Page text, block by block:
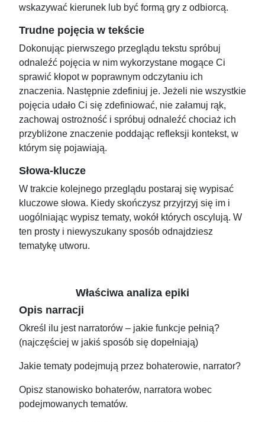
wskazywać kierunek lub być formą gry z odbiorcą.
Trudne pojęcia w tekście
Dokonując pierwszego przeglądu tekstu spróbuj
odnaleźć pojęcia w nim wykorzystane mogące Ci
sprawić kłopot w poprawnym odczytaniu ich
znaczenia. Następnie zdefiniuj je. Jeżeli nie wszystkie
pojęcia udało Ci się zdefiniować, nie załamuj rąk,
zachowaj ostrożność i spróbuj odnaleźć chociaż ich
przybliżone znaczenie poddając refleksji kontekst, w
którym się pojawiają.
Słowa-klucze
W trakcie kolejnego przeglądu postaraj się wypisać
kluczowe słowa. Kiedy skończysz przyjrzyj się im i
uogólniając wypisz tematy, wokół których oscylują. W
ten prosty i niewyszukany sposób odnajdziesz
tematykę utworu.
Właściwa analiza epiki
Opis narracji
Określ ilu jest narratorów – jakie funkcje pełnią?
(najczęściej w jakiś sposób się dopełniają)
Jakie tematy podejmują przez bohaterowie, narrator?
Opisz stanowisko bohaterów, narratora wobec
podejmowanych tematów.